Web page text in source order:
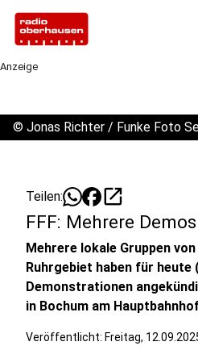
Anzeige
© Jonas Richter / Funke Foto
Teilen: open_in_new
FFF: Mehrere
Mehrere lokale Gruppen
Ruhrgebiet haben für heute
Demonstrationen
in Bochum am
Veröffentlicht: Freitag,